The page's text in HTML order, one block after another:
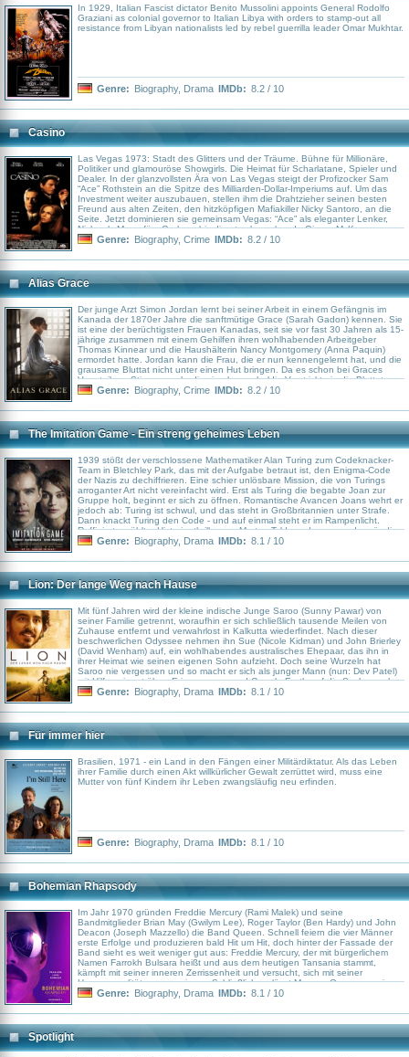
In 1929, Italian Fascist dictator Benito Mussolini appoints General Rodolfo
Graziani as colonial governor to Italian Libya with orders to stamp-out all
resistance from Libyan nationalists led by rebel guerrilla leader Omar Mukhtar.
Genre: Biography, Drama IMDb: 8.2 / 10
Casino
Las Vegas 1973: Stadt des Glitters und der Träume. Bühne für Millionäre,
Politiker und glamouröse Showgirls. Die Heimat für Scharlatane, Spieler und
Dealer. In der glanzvollsten Ära von Las Vegas steigt der Profizocker Sam
“Ace” Rothstein an die Spitze des Milliarden-Dollar-Imperiums auf. Um das
Investment weiter auszubauen, stellen ihm die Drahtzieher seinen besten
Freund aus alten Zeiten, den hitzköpfigen Mafiakiller Nicky Santoro, an die
Seite. Jetzt dominieren sie gemeinsam Vegas: “Ace” als eleganter Lenker,
Nicky als Mann fürs Grobe – bis die atemberaubende Ginger McKenna
auftaucht
Genre: Biography, Crime IMDb: 8.2 / 10
Alias Grace
Der junge Arzt Simon Jordan lernt bei seiner Arbeit in einem Gefängnis im
Kanada der 1870er Jahre die sanftmütige Grace (Sarah Gadon) kennen. Sie
ist eine der berüchtigsten Frauen Kanadas, seit sie vor fast 30 Jahren als 15-
jährige zusammen mit einem Gehilfen ihren wohlhabenden Arbeitgeber
Thomas Kinnear und die Haushälterin Nancy Montgomery (Anna Paquin)
ermordet hatte. Jordan kann die Frau, die er nun kennengelernt hat, und die
grausame Bluttat nicht unter einen Hut bringen. Da es schon bei Graces
Verurteilung Stimmen gab, die sie als unschuldig Verstrickte in die Bluttat
eines anderen sah, beginnt der Arzt, den Fall aufzurollen.
Genre: Biography, Crime IMDb: 8.2 / 10
The Imitation Game - Ein streng geheimes Leben
1939 stößt der verschlossene Mathematiker Alan Turing zum Codeknacker-
Team in Bletchley Park, das mit der Aufgabe betraut ist, den Enigma-Code
der Nazis zu dechiffrieren. Eine schier unlösbare Mission, die von Turings
arroganter Art nicht vereinfacht wird. Erst als Turing die begabte Joan zur
Gruppe holt, beginnt er sich zu öffnen. Romantische Avancen Joans wehrt er
jedoch ab: Turing ist schwul, und das steht in Großbritannien unter Strafe.
Dann knackt Turing den Code - und auf einmal steht er im Rampenlicht.
Raffiniert erzählter Historienthriller von Morten Tyldum, der nur vordergründig
vom Knacken des Enigma-Codes erzählt, sondern sich vielmehr um das
Genre: Biography, Drama IMDb: 8.1 / 10
Lion: Der lange Weg nach Hause
Mit fünf Jahren wird der kleine indische Junge Saroo (Sunny Pawar) von
seiner Familie getrennt, woraufhin er sich schließlich tausende Meilen von
Zuhause entfernt und verwahrlost in Kalkutta wiederfindet. Nach dieser
beschwerlichen Odyssee nehmen ihn Sue (Nicole Kidman) und John Brierley
(David Wenham) auf, ein wohlhabendes australisches Ehepaar, das ihn in
ihrer Heimat wie seinen eigenen Sohn aufzieht. Doch seine Wurzeln hat
Saroo nie vergessen und so macht er sich als junger Mann (nun: Dev Patel)
mit Hilfe seiner trüben Erinnerungen und Google Earth auf die Suche nach
seiner wahren Mutter. Während seiner Reise in die eigene Vergangenheit
ans Vergangene deckt...
Genre: Biography, Drama IMDb: 8.1 / 10
Für immer hier
Brasilien, 1971 - ein Land in den Fängen einer Militärdiktatur. Als das Leben
ihrer Familie durch einen Akt willkürlicher Gewalt zerrüttet wird, muss eine
Mutter von fünf Kindern ihr Leben zwangsläufig neu erfinden.
Genre: Biography, Drama IMDb: 8.1 / 10
Bohemian Rhapsody
Im Jahr 1970 gründen Freddie Mercury (Rami Malek) und seine
Bandmitglieder Brian May (Gwilym Lee), Roger Taylor (Ben Hardy) und John
Deacon (Joseph Mazzello) die Band Queen. Schnell feiern die vier Männer
erste Erfolge und produzieren bald Hit um Hit, doch hinter der Fassade der
Band sieht es weit weniger gut aus: Freddie Mercury, der mit bürgerlichem
Namen Farrokh Bulsara heißt und aus dem heutigen Tansania stammt,
kämpft mit seiner inneren Zerrissenheit und versucht, sich mit seiner
Homosexualität zu arrangieren. Schließlich verlässt Mercury Queen um eine
Solokarriere zu starten, doch muss schon bald erkennen, dass er ohne seine
gelingt es ihm, seine Bandmitglieder noch einmal zusammenzutrommeln und
beim Live Aid einen der legendärsten Auftritte der Musikgeschichte
Genre: Biography, Drama IMDb: 8.1 / 10
Spotlight